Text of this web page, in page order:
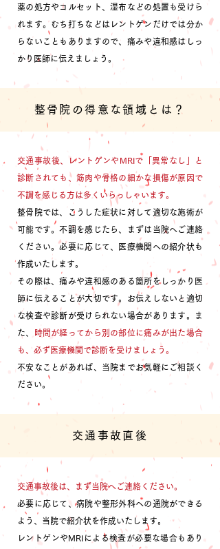
薬の処方やコルセット、湿布などの処置も受けら
れます。 むち打ちなどはレントゲンだけでは分か
らないこともありますので、痛みや違和感はしっ
かり医師に伝えましょう。
整骨院の得意な領域とは？
交通事故後、レントゲンやMRIで「異常なし」と
診断されても、筋肉や骨格の細かな損傷が原因で
不調を感じる方は多くいらっしゃいます。
整骨院では、こうした症状に対して適切な施術が
可能です。不調を感じたら、まずは当院へご連絡
ください。必要に応じて、医療機関への紹介状も
作成いたします。
その際は、痛みや違和感のある箇所をしっかり医
師に伝えることが大切です。お伝えしないと適切
な検査や診断が受けられない場合があります。 ま
た、 時間が経ってから別の部位に痛みが出た場合
も、必ず医療機関で診断を受けましょう。
不安なことがあれば、当院までお気軽にご相談く
ださい。
交通事故直後
交通事故後は、まず当院へご連絡ください。
必要に応じて、病院や整形外科への通院ができる
よう、当院で紹介状を作成いたします。
レ ントゲンやMRIによる検査が必要な場合もあり